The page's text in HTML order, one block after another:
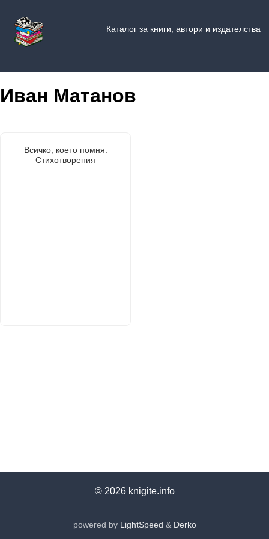
Каталог за книги, автори и издателства
Иван Матанов
Всичко, което помня.
Стихотворения
© 2026 knigite.info
powered by LightSpeed & Derko